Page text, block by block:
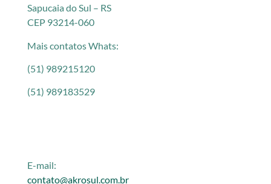
Sapucaia do Sul – RS
CEP 93214-060
Mais contatos Whats:
(51) 989215120
(51) 989183529
E-mail:
contato@akrosul.com.br